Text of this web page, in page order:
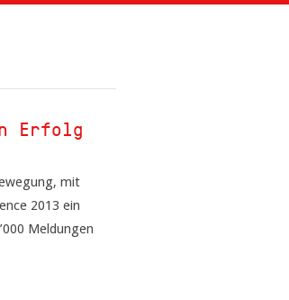
Erfolg
mit
2013 ein
Meldungen